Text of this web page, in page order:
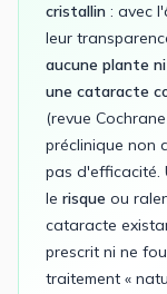
cristallin : avec
leur
aucune plante
une cataracte
(revue
préclinique non
pas d'efficacité.
le risque ou
cataracte
prescrit ni ne
traitement «